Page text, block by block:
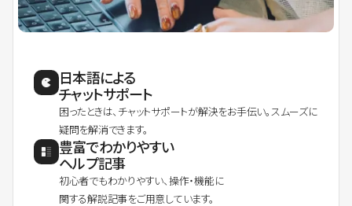
日本語による
チャットサポート
困ったときは、チャットサポートが解決をお手伝い。スムーズに
疑問を解消できます。
豊富でわかりやすい
ヘルプ記事
初心者でもわかりやすい、操作・機能に
関する解説記事をご用意しています。